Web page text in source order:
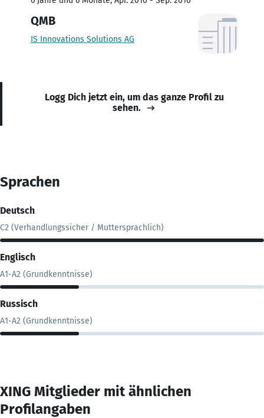
QMB
IS Innovations Solutions AG
Logg Dich jetzt ein, um das ganze Profil zu
sehen.
Sprachen
Deutsch
C2 (Verhandlungssicher / Muttersprachlich)
Englisch
A1-A2 (Grundkenntnisse)
Russisch
A1-A2 (Grundkenntnisse)
XING Mitglieder mit ähnlichen
Profilangaben